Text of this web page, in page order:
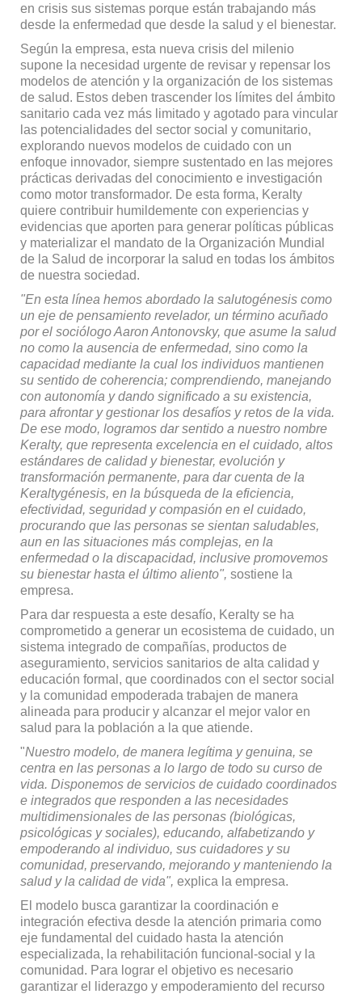
en crisis sus sistemas porque están tra­bajando más
desde la enfermedad que desde la salud y el bienestar.
Según la empresa, esta nueva crisis del milenio
supone la nece­sidad urgente de revisar y repensar los
modelos de atención y la orga­nización de los sistemas
de salud. Estos deben trascender los límites del ámbito
sanitario cada vez más limitado y agotado para vincular
las potencialidades del sector social y comunitario,
explorando nuevos modelos de cuidado con un
enfoque innovador, siempre sustentado en las mejores
prác­ticas derivadas del conocimiento e investigación
como motor trans­formador. De esta forma, Keralty
quiere contribuir humildemente con experiencias y
evidencias que aporten para generar políticas pú­blicas
y materializar el mandato de la Organización Mundial
de la Salud de incorporar la salud en todas los ámbitos
de nuestra sociedad.
"En esta línea hemos abordado la salutogénesis como
un eje de pensamiento revelador, un término acuñado
por el sociólogo Aaron Antonovsky, que asume la salud
no como la ausencia de enfermedad, sino como la
capacidad mediante la cual los individuos mantienen
su sentido de coherencia; compren­diendo, manejando
con autonomía y dando significado a su existencia,
para afrontar y gestionar los desafíos y retos de la vida.
De ese modo, logramos dar sentido a nuestro nombre
Keralty, que representa excelencia en el cuidado, altos
estándares de calidad y bienestar, evolución y
transformación per­manente, para dar cuenta de la
Keraltygénesis, en la búsqueda de la eficiencia,
efectividad, seguridad y compasión en el cuidado,
procu­rando que las personas se sientan saludables,
aun en las situaciones más complejas, en la
enfermedad o la discapacidad, inclusive promo­vemos
su bienestar hasta el último aliento", sostiene la
empresa.
Para dar respuesta a este de­safío, Keralty se ha
comprome­tido a generar un ecosistema de cuidado, un
sistema integrado de compañías, productos de
asegura­miento, servicios sanitarios de alta calidad y
educación formal, que coordinados con el sector social
y la comunidad empoderada trabajen de manera
alineada para producir y alcanzar el mejor valor en
salud para la población a la que atiende.
"Nuestro modelo, de manera legítima y genuina, se
centra en las personas a lo largo de todo su curso de
vida. Disponemos de servicios de cuidado coordinados
e integrados que responden a las necesidades
multidimensionales de las personas (biológicas,
psicológicas y sociales), educando, alfabetizando y
empode­rando al individuo, sus cuidadores y su
comunidad, preservando, me­jorando y manteniendo la
salud y la calidad de vida", explica la empresa.
El modelo busca garantizar la coordinación e
integración efectiva desde la atención pri­maria como
eje fundamental del cuidado hasta la atención
especializada, la rehabilitación funcional-social y la
comunidad. Para lograr el objetivo es nece­sario
garantizar el liderazgo y empoderamiento del recurso